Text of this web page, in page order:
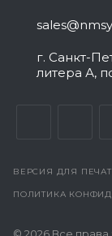
г. Санкт-
литера А,
ВЕРСИЯ ДЛЯ
ПОЛИТИКА